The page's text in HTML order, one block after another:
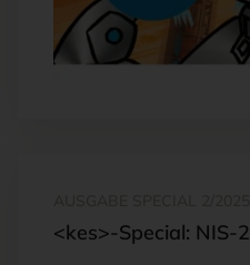
<kes>-Special: NIS-2